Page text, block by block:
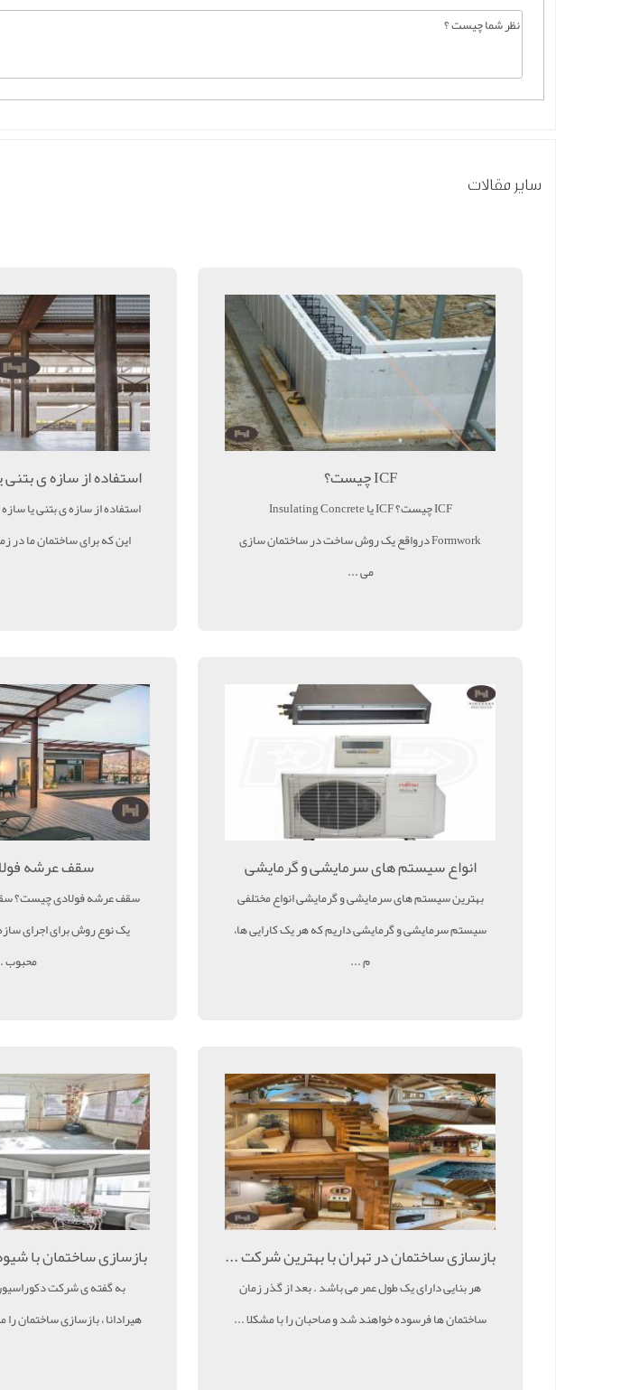
سایر مقالات
ICF چیست؟
ICF چیست؟ ICF یا Insulating Concrete
Formwork درواقع یک روش ساخت در ساختمان سازی
می ...
استفاده از سازه ی
استفاده از سازه ی بتنی یا
این که برای ساختمان ما در
انواع سیستم های سرمایشی و گرمایشی
بهترین سیستم های سرمایشی و گرمایشی انواع مختلفی
سیستم سرمایشی و گرمایشی داریم که هر یک کارایی ها،
م ...
سقف عرشه
سقف عرشه فولادی چیست؟
یک نوع روش برای اجرای
محبوب
بازسازی ساختمان در تهران با بهترین شرکت ...
هر بنایی دارای یک طول عمر می باشد . بعد از گذر زمان
ساختمان ها فرسوده خواهند شد و صاحبان را با مشکلا ...
بازسازی ساختمان با
به گفته ی شرکت
هیرادانا ، بازسازی ساختمان